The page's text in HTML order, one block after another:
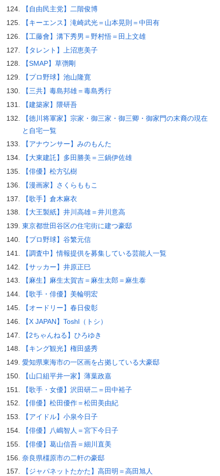
【自由民主党】二階俊博
【キーエンス】滝崎武光＝山本晃則＝中田有
【工藤會】溝下秀男＝野村悟＝田上文雄
【タレント】上沼恵美子
【SMAP】草彅剛
【プロ野球】池山隆寛
【三共】毒島邦雄＝毒島秀行
【建築家】隈研吾
【徳川将軍家】宗家・御三家・御三卿・御家門の末裔の現在
と自宅一覧
【アナウンサー】みのもんた
【大東建託】多田勝美＝三鍋伊佐雄
【俳優】松方弘樹
【漫画家】さくらももこ
【歌手】倉木麻衣
【大王製紙】井川高雄＝井川意高
東京都世田谷区の住宅街に建つ豪邸
【プロ野球】谷繁元信
【調査中】情報提供を募集している芸能人一覧
【サッカー】井原正巳
【麻生】麻生太賀吉＝麻生太郎＝麻生泰
【歌手・俳優】美輪明宏
【オードリー】春日俊彰
【X JAPAN】Toshl（トシ）
【2ちゃんねる】ひろゆき
【キング観光】権田盛秀
愛知県東海市の一区画を占拠している大豪邸
【山口組平井一家】薄葉政嘉
【歌手・女優】沢田研二＝田中裕子
【俳優】松田優作＝松田美由紀
【アイドル】小泉今日子
【俳優】八嶋智人＝宮下今日子
【俳優】葛山信吾＝細川直美
奈良県橿原市の二軒の豪邸
【ジャパネットたかた】高田明＝高田旭人